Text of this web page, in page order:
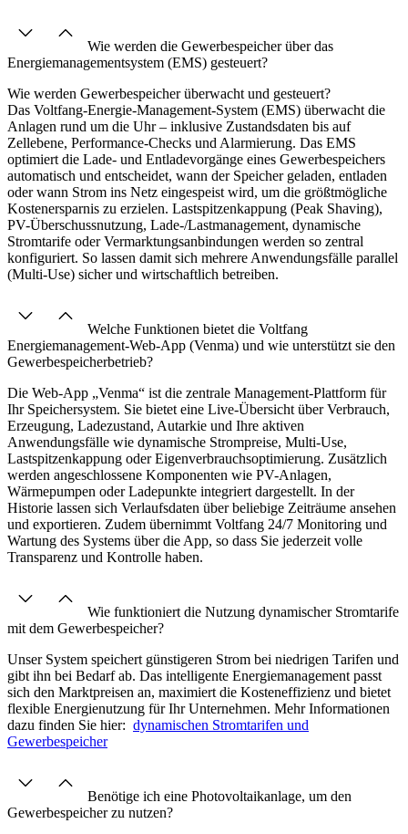
Wie werden die Gewerbespeicher über das
Energiemanagementsystem (EMS) gesteuert?
Wie werden Gewerbespeicher überwacht und gesteuert?
Das Voltfang-Energie-Management-System (EMS) überwacht die
Anlagen rund um die Uhr – inklusive Zustandsdaten bis auf
Zellebene, Performance-Checks und Alarmierung. Das EMS
optimiert die Lade- und Entladevorgänge eines Gewerbespeichers
automatisch und entscheidet, wann der Speicher geladen, entladen
oder wann Strom ins Netz eingespeist wird, um die größtmögliche
Kostenersparnis zu erzielen. Lastspitzenkappung (Peak Shaving),
PV-Überschussnutzung, Lade-/Lastmanagement, dynamische
Stromtarife oder Vermarktungsanbindungen werden so zentral
konfiguriert. So lassen damit sich mehrere Anwendungsfälle parallel
(Multi-Use) sicher und wirtschaftlich betreiben.
Welche Funktionen bietet die Voltfang
Energiemanagement-Web-App (Venma) und wie unterstützt sie den
Gewerbespeicherbetrieb?
Die Web-App „Venma“ ist die zentrale Management-Plattform für
Ihr Speichersystem. Sie bietet eine Live-Übersicht über Verbrauch,
Erzeugung, Ladezustand, Autarkie und Ihre aktiven
Anwendungsfälle wie dynamische Strompreise, Multi-Use,
Lastspitzenkappung oder Eigenverbrauchsoptimierung. Zusätzlich
werden angeschlossene Komponenten wie PV-Anlagen,
Wärmepumpen oder Ladepunkte integriert dargestellt. In der
Historie lassen sich Verlaufsdaten über beliebige Zeiträume ansehen
und exportieren. Zudem übernimmt Voltfang 24/7 Monitoring und
Wartung des Systems über die App, so dass Sie jederzeit volle
Transparenz und Kontrolle haben.
Wie funktioniert die Nutzung dynamischer Stromtarife
mit dem Gewerbespeicher?
Unser System speichert günstigeren Strom bei niedrigen Tarifen und
gibt ihn bei Bedarf ab. Das intelligente Energiemanagement passt
sich den Marktpreisen an, maximiert die Kosteneffizienz und bietet
flexible Energienutzung für Ihr Unternehmen. Mehr Informationen
dazu finden Sie hier: dynamischen Stromtarifen und
Gewerbespeicher
Benötige ich eine Photovoltaikanlage, um den
Gewerbespeicher zu nutzen?